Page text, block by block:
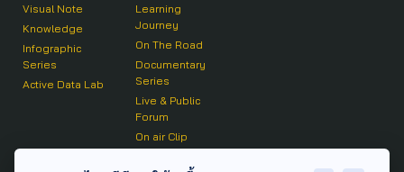
Visual Note
Knowledge
Infographic
Series
Active Data Lab
Learning
Journey
On The Road
Documentary
Series
Live & Public
Forum
On air Clip